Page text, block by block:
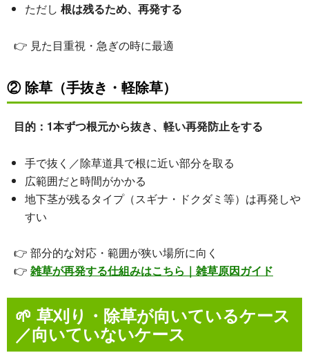
ただし根は残るため、再発する
👉 見た目重視・急ぎの時に最適
② 除草（手抜き・軽除草）
目的：1本ずつ根元から抜き、軽い再発防止をする
手で抜く／除草道具で根に近い部分を取る
広範囲だと時間がかかる
地下茎が残るタイプ（スギナ・ドクダミ等）は再発しや
すい
👉 部分的な対応・範囲が狭い場所に向く
👉 雑草が再発する仕組みはこちら｜雑草原因ガイド
🌱 草刈り・除草が向いているケース
／向いていないケース